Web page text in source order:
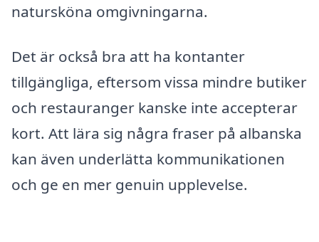
natursköna omgivningarna.
Det är också bra att ha kontanter
tillgängliga, eftersom vissa mindre butiker
och restauranger kanske inte accepterar
kort. Att lära sig några fraser på albanska
kan även underlätta kommunikationen
och ge en mer genuin upplevelse.